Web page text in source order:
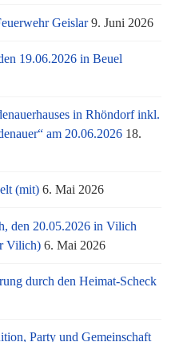
Geislar 9. Juni 2026
19.06.2026 in Beuel
in Rhöndorf inkl.
am 20.06.2026 18.
(mit) 6. Mai 2026
den 20.05.2026 in Vilich
Vilich) 6. Mai 2026
durch den Heimat-Scheck
Party und Gemeinschaft